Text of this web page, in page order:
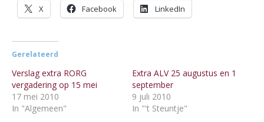
X Facebook LinkedIn
Gerelateerd
Verslag extra RORG
vergadering op 15 mei
17 mei 2010
In "Algemeen"
Extra ALV 25 augustus en 1
september
9 juli 2010
In "'t Steuntje"